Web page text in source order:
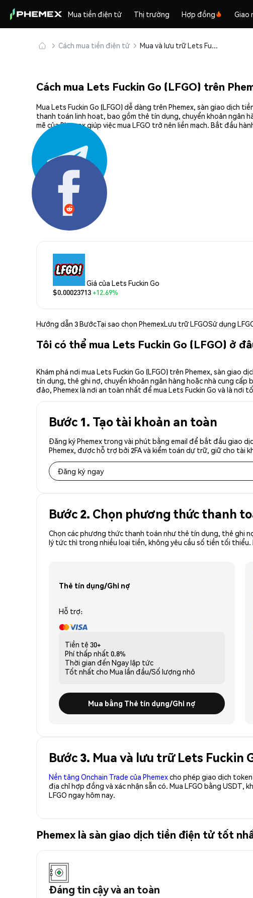
Mua tiền điện tử Thị trường Hợp đồng Giao
Cách mua tiền điện tử Mua và lưu trữ Lets Fuckin Go (LFGO) an toàn
Cách mua Lets Fuckin Go (LFGO) trên
Mua Lets Fuckin Go (LFGO) dễ dàng trên Phemex, sàn giao
thanh toán linh hoạt, bao gồm thẻ tín dụng, chuyển khoản ngân
mẽ của Phemex giúp việc mua LFGO trở nên liền mạch. Bắt đầu
Chia sẻ:
Giá của Lets Fuckin Go
$0.00023713+12.69%
Hướng dẫn 3 BướcTại sao chọn PhemexLưu trữ LFGOSử dụng
Tôi có thể mua Lets Fuckin Go (LFGO) ở
Khám phá nơi mua Lets Fuckin Go (LFGO) trên Phemex, sàn
tín dụng, thẻ ghi nợ, chuyển khoản ngân hàng hoặc nhà cung
đảo, Phemex là nơi an toàn nhất để mua Lets Fuckin Go và là nơi
Bước 1. Tạo tài khoản an toàn
Đăng ký Phemex trong vài phút bằng email để bắt đầu giao
Phemex, được hỗ trợ bởi 2FA và kiểm toán dự trữ, giữ cho tài
Đăng ký ngay
Bước 2. Chọn phương thức thanh
Chọn các phương thức thanh toán như thẻ tín dụng, thẻ ghi
lý tức thì trong nhiều loại tiền, không yêu cầu số tiền tối thiểu.
Thẻ tín dụng/Ghi nợ
Hỗ trợ:
Tiền tệ 30+
Phí thấp nhất 0.8%
Thời gian đến Ngay lập tức
Tốt nhất cho Mua lần đầu/Số lượng nhỏ
Mua bằng Thẻ tín dụng/Ghi nợ
Bước 3. Mua và lưu trữ Lets Fuckin
Nền tảng Onchain Trade của Phemexcho phép giao dịch
địa chỉ hợp đồng và xác nhận sẵn có. Mua LFGO bằng
LFGO ngay hôm nay.
Phemex là sàn giao dịch tiền điện tử tốt
Đáng tin cậy và an toàn